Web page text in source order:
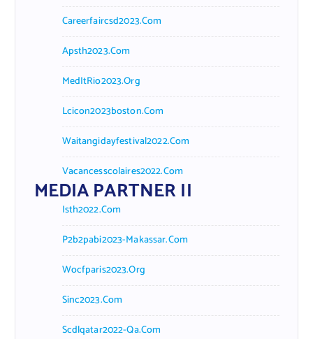
Careerfaircsd2023.com
Apsth2023.com
MedItRio2023.org
Lcicon2023boston.com
Waitangidayfestival2022.com
Vacancesscolaires2022.com
MEDIA PARTNER II
Isth2022.com
P2b2pabi2023-Makassar.com
Wocfparis2023.org
Sinc2023.com
Scdlqatar2022-Qa.com